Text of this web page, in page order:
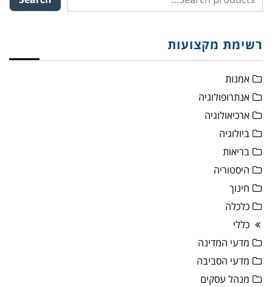
רשימת מקצועות
אמנות
אנתרופולוגיה
ארכיאולוגיה
ביולוגיה
בריאות
היסטוריה
חינוך
כלכלה
כללי
מדעי המדינה
מדעי הסביבה
מנהל עסקים